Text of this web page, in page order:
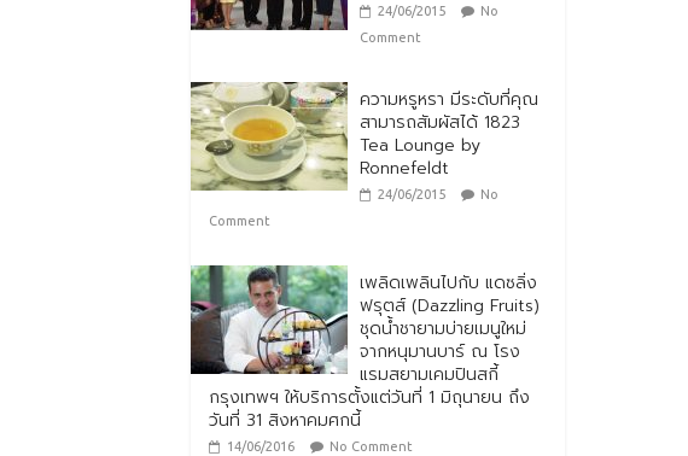
24/06/2015
No
Comment
ความหรูหรา มีระดับที่คุณ
สามารถสัมผัสได้ 1823
Tea Lounge by
Ronnefeldt
24/06/2015
No
Comment
เพลิดเพลินไปกับ แดซลิ่ง
ฟรุตส์ (Dazzling Fruits)
ชุดน้ำชายามบ่ายเมนูใหม่
จากหนุมานบาร์ ณ โรง
แรมสยามเคมปินสกี้
กรุงเทพฯ ให้บริการตั้งแต่วันที่ 1 มิถุนายน ถึง
วันที่ 31 สิงหาคมศกนี้
14/06/2016 No Comment